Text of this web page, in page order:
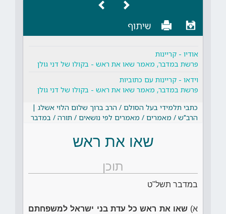
שיתוף
אודיו - קריינות
פרשת במדבר, מאמר שאו את ראש - בקולו של דני גולן
וידאו - קריינות עם כתוביות
פרשת במדבר, מאמר שאו את ראש - בקולו של דני גולן
כתבי תלמידי בעל הסולם / הרב ברוך שלום הלוי אשלג |
הרב"ש / מאמרים / מאמרים לפי נושאים / תורה / במדבר
שאו את ראש
תוכן
במדבר תשל"ט
א)שאו את ראש כל עדת בני ישראל למשפחתם